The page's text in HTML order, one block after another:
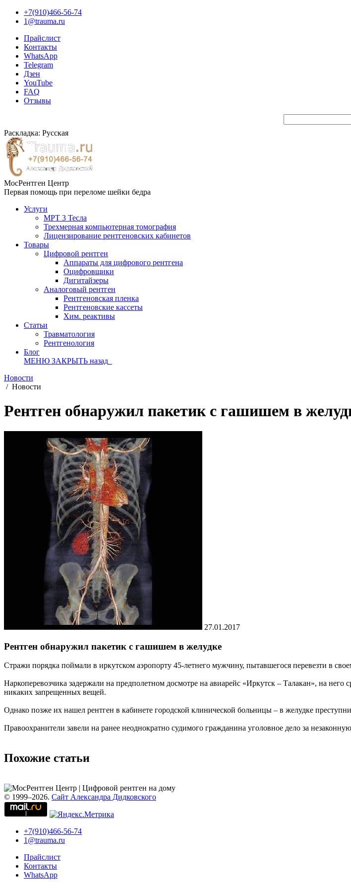
+7(910)466-56-74
1@trauma.ru
Прайслист
Контакты
WhatsApp
Telegram
Дзен
YouTube
FAQ
Отзывы
Раскладка: Русская
МосРентген Центр
Первая помощь при переломе шейки бедра
Услуги
МРТ 3 Тесла
Трехмерная компьютерная томография
Лицензирование рентгеновских кабинетов
Товары
Цифровой рентген
Аппараты для цифрового рентгена
Оцифровщики
Дигитайзеры
Аналоговый рентген
Рентгеновская пленка
Рентгеновские кассеты
Хим. реактивы
Статьи
Травматология
Рентгенология
Блог
МЕНЮ ЗАКРЫТЬ назад
Новости
/ Новости
Рентген обнаружил пакетик с гашишем в
27.01.2017
Рентген обнаружил пакетик с гашишем в желудке
Стражи порядка поймали в иркутском аэропорту 45-летнего мужчину, пытавшегося перевезти в
Наркоперевозчика задержали на предполетном досмотре на авиарейс «Иркутск – Талакан», на
никаких запрещенных вещей.
Однако позже их нашел рентген в кабинете городской клинической больницы – в желудке
Правоохранители завели на ранее неоднократно судимого гражданина уголовное дело за
Похожие статьи
© 1999–2026. Сайт Александра Дидковского
+7(910)466-56-74
1@trauma.ru
Прайслист
Контакты
WhatsApp